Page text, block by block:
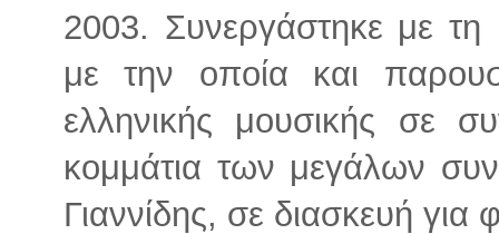
2003. Συνεργάστηκε με
με την οποία και
ελληνικής μουσικής σε
κομμάτια των μεγάλων
Γιαννίδης, σε διασκευή